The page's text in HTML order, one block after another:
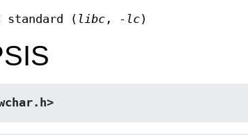
standard ( libc , -lc)